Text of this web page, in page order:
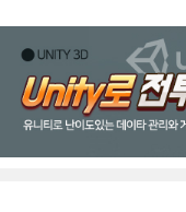
나의강의실